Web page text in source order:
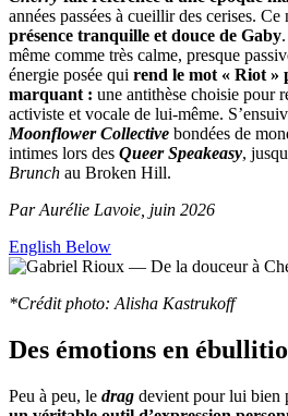
années passées à cueillir des cerises. Ce
présence tranquille et douce de Gaby
même comme très calme, presque
énergie posée qui rend le mot « Riot »
marquant : une antithèse choisie pour
activiste et vocale de lui-même.
Moonflower Collective bondées de
intimes lors des Queer Speakeasy,
Brunch au Broken Hill.
Par Aurélie Lavoie, juin 2026
English Below
*Crédit photo: Alisha Kastrukoff
Des émotions en
Peu à peu, le drag devient pour lui bien